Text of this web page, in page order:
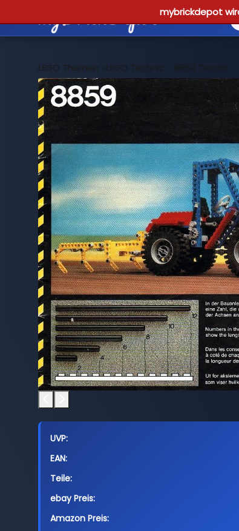
mybrickdepot
LEGO Themen >LEGO Technic > 8859 Tractor
UVP:
EAN:
Teile:
ebay Preis:
Amazon Preis: